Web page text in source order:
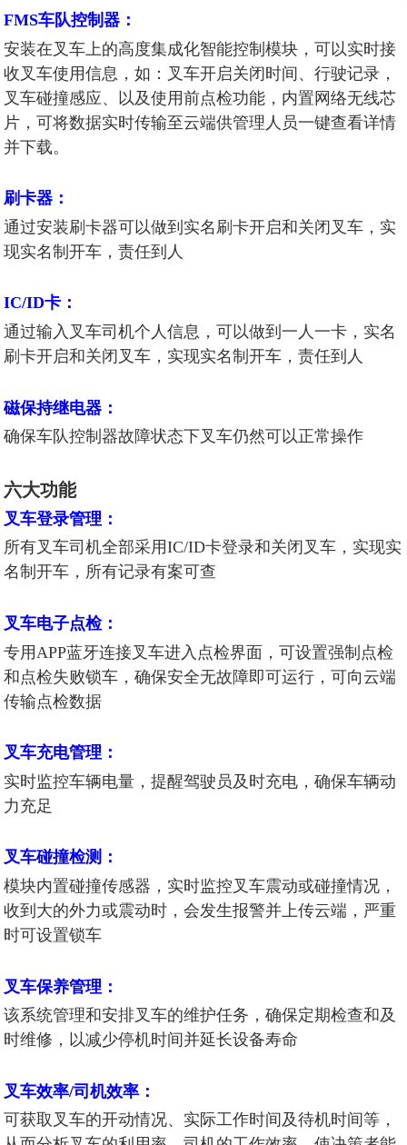
FMS车队控制器：
安装在叉车上的高度集成化智能控制模块，可以实时接
收叉车使用信息，如：叉车开启关闭时间、行驶记录，
叉车碰撞感应、以及使用前点检功能，内置网络无线芯
片，可将数据实时传输至云端供管理人员一键查看详情
并下载。
刷卡器：
通过安装刷卡器可以做到实名刷卡开启和关闭叉车，实
现实名制开车，责任到人
IC/ID卡：
通过输入叉车司机个人信息，可以做到一人一卡，实名
刷卡开启和关闭叉车，实现实名制开车，责任到人
磁保持继电器：
确保车队控制器故障状态下叉车仍然可以正常操作
六大功能
叉车登录管理：
所有叉车司机全部采用IC/ID卡登录和关闭叉车，实现实
名制开车，所有记录有案可查
叉车电子点检：
专用APP蓝牙连接叉车进入点检界面，可设置强制点检
和点检失败锁车，确保安全无故障即可运行，可向云端
传输点检数据
叉车充电管理：
实时监控车辆电量，提醒驾驶员及时充电，确保车辆动
力充足
叉车碰撞检测：
模块内置碰撞传感器，实时监控叉车震动或碰撞情况，
收到大的外力或震动时，会发生报警并上传云端，严重
时可设置锁车
叉车保养管理：
该系统管理和安排叉车的维护任务，确保定期检查和及
时维修，以减少停机时间并延长设备寿命
叉车效率/司机效率：
可获取叉车的开动情况、实际工作时间及待机时间等，